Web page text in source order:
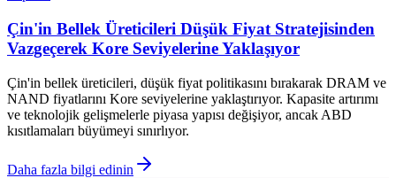
Çin'in Bellek Üreticileri Düşük Fiyat Stratejisinden
Vazgeçerek Kore Seviyelerine Yaklaşıyor
Çin'in bellek üreticileri, düşük fiyat politikasını bırakarak DRAM ve
NAND fiyatlarını Kore seviyelerine yaklaştırıyor. Kapasite artırımı
ve teknolojik gelişmelerle piyasa yapısı değişiyor, ancak ABD
kısıtlamaları büyümeyi sınırlıyor.
Daha fazla bilgi edinin